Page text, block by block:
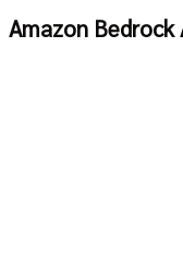
Amazon Bedrock